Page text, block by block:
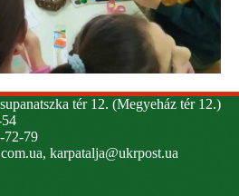
tér 12. (Megyeház tér 12.)
72-79
, karpatalja@ukrpost.ua